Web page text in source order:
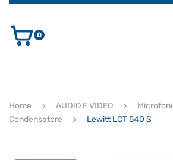
AUDIO E VIDEO
ULTIMI ARRIVI
0
Home AUDIO E VIDEO Microfoni
Condensatore
Lewitt LCT 540 S